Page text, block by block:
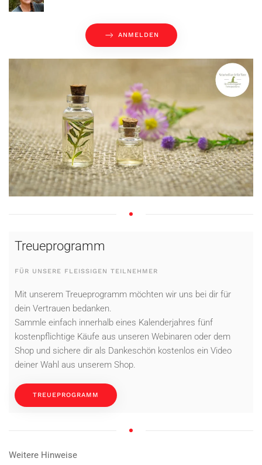
ANMELDEN
Treueprogramm
FÜR UNSERE FLEISSIGEN TEILNEHMER
Mit unserem Treueprogramm möchten wir uns bei dir für
dein Vertrauen bedanken.
Sammle einfach innerhalb eines Kalenderjahres fünf
kostenpflichtige Käufe aus unseren Webinaren oder dem
Shop und sichere dir als Dankeschön kostenlos ein Video
deiner Wahl aus unserem Shop.
TREUEPROGRAMM
Weitere Hinweise